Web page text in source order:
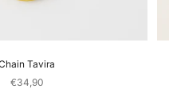
Tavira
Sale price
€34,90